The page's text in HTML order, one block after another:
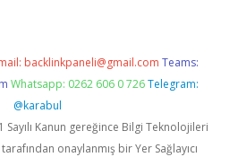
backlinkpaneli@gmail.com Teams:
Whatsapp: 0262 606 0 726 Telegram:
@karabul
Sayılı Kanun gereğince Bilgi Teknolojileri
onaylanmış bir Yer Sağlayıcı